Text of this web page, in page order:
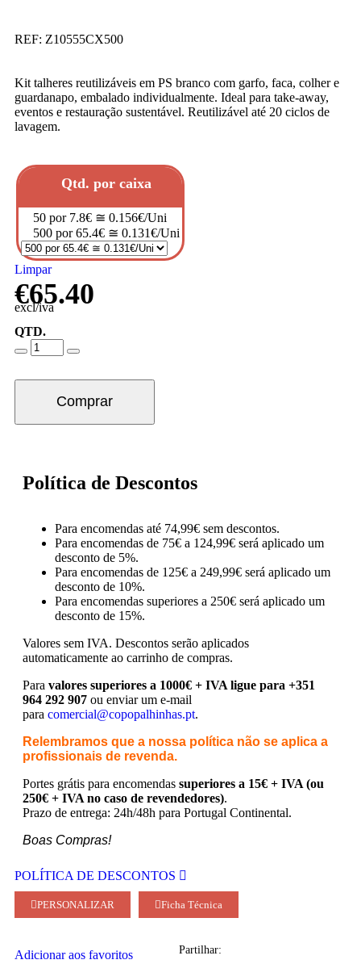
REF: Z10555CX500
Kit talheres reutilizáveis em PS branco com garfo, faca, colher e
guardanapo, embalado individualmente. Ideal para take-away,
eventos e restauração sustentável. Reutilizável até 20 ciclos de
lavagem.
Qtd. por caixa
50 por 7.8€ ≅ 0.156€/Uni
500 por 65.4€ ≅ 0.131€/Uni
Limpar
€65.40
excl/iva
QTD.
Comprar
Política de Descontos
Para encomendas até 74,99€ sem descontos.
Para encomendas de 75€ a 124,99€ será aplicado um
desconto de 5%.
Para encomendas de 125€ a 249,99€ será aplicado um
desconto de 10%.
Para encomendas superiores a 250€ será aplicado um
desconto de 15%.
Valores sem IVA. Descontos serão aplicados
automaticamente ao carrinho de compras.
Para valores superiores a 1000€ + IVA ligue para +351
964 292 907 ou enviar um e-mail
para comercial@copopalhinhas.pt.
Relembramos que a nossa política não se aplica a
profissionais de revenda.
Portes grátis para encomendas superiores a 15€ + IVA (ou
250€ + IVA no caso de revendedores).
Prazo de entrega: 24h/48h para Portugal Continental.
Boas Compras!
POLÍTICA DE DESCONTOS
PERSONALIZAR Ficha Técnica
Adicionar aos favoritos Partilhar: